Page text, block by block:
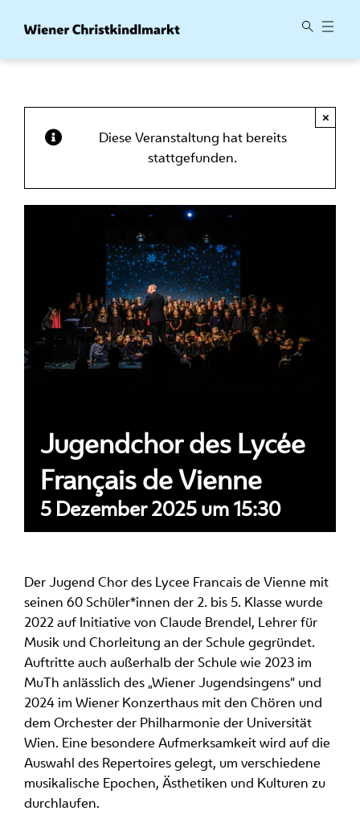
Inhalt
Diese Veranstaltung hat bereits
stattgefunden.
×
Jugendchor des Lycée
Français de Vienne
5 Dezember 2025 um 15:30
Der Jugend Chor des Lycee Francais de Vienne mit
seinen 60 Schüler*innen der 2. bis 5. Klasse wurde
2022 auf Initiative von Claude Brendel, Lehrer für
Musik und Chorleitung an der Schule gegründet.
Auftritte auch außerhalb der Schule wie 2023 im
MuTh anlässlich des „Wiener Jugendsingens“ und
2024 im Wiener Konzerthaus mit den Chören und
dem Orchester der Philharmonie der Universität
Wien. Eine besondere Aufmerksamkeit wird auf die
Auswahl des Repertoires gelegt, um verschiedene
musikalische Epochen, Ästhetiken und Kulturen zu
durchlaufen.